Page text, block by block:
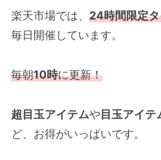
楽天市場では、 24時間限定
毎日開催しています。
毎朝10時に更新！
超目玉アイテムや目玉アイテ
ど、お得がいっぱいです。